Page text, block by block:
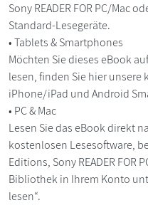
Sony READER FOR PC/Mac
Standard-Lesegeräte.
• Tablets & Smartphones
Möchten Sie dieses eBook
lesen, finden Sie hier unsere
iPhone/iPad und Android
• PC & Mac
Lesen Sie das eBook direkt
kostenlosen Lesesoftware,
Editions, Sony READER
Bibliothek in Ihrem Konto
lesen“.